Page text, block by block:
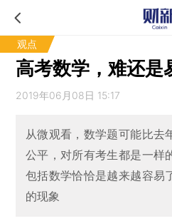
观点
高考数学，难还是
2019年06月08日 15:17
从微观看，数学题可能比去
公平，对所有考生都是一样
包括数学恰恰是越来越容易
的现象